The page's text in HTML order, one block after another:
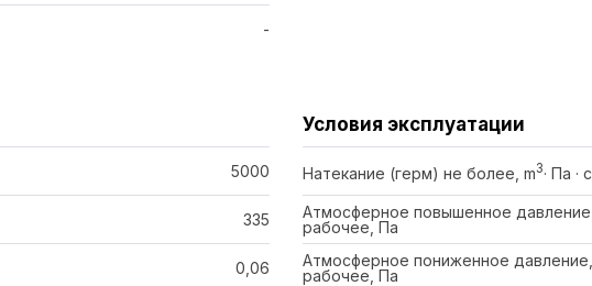
-
5000
335
0,06
Условия эксплуатации
Натекание (герм) не более, m3· Па · c
Атмосферное повышенное давление,
рабочее, Па
Атмосферное пониженное давление,
рабочее, Па